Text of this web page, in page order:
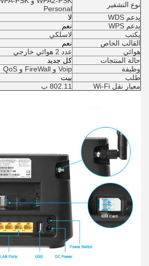
نوع التشفير
Personal
يدعم WDS
لا
يدعم WPS
نعم
يكتب
لاسلكي
القالب الخاص
نعم
هوائي
عدد 2 هوائي خارجي
حالة المنتجات
كل جديد
وظيفة
Voip و FireWall و QoS
طلب
بيت
معيار نقل Wi-Fi
802.11 ب